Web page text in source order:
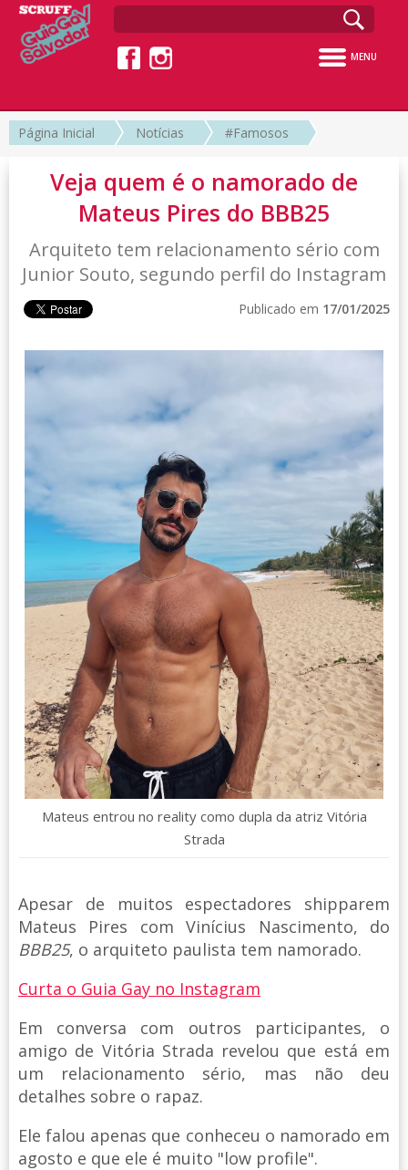
MENU
Página Inicial Notícias #Famosos
Veja quem é o namorado de
Mateus Pires do BBB25
Arquiteto tem relacionamento sério com
Junior Souto, segundo perfil do Instagram
Publicado em 17/01/2025
Mateus entrou no reality como dupla da atriz Vitória
Strada
Apesar de muitos espectadores shipparem
Mateus Pires com Vinícius Nascimento, do
BBB25, o arquiteto paulista tem namorado.
Curta o Guia Gay no Instagram
Em conversa com outros participantes, o
amigo de Vitória Strada revelou que está em
um relacionamento sério, mas não deu
detalhes sobre o rapaz.
Ele falou apenas que conheceu o namorado em
agosto e que ele é muito "low profile".